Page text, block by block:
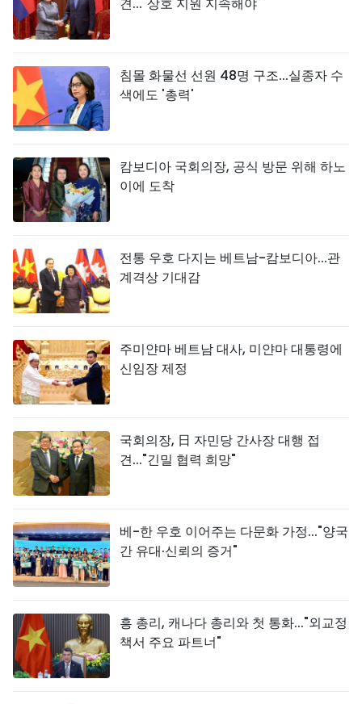
견..."상호 지원 지속해야"
침몰 화물선 선원 48명 구조...실종자 수
색에도 '총력'
캄보디아 국회의장, 공식 방문 위해 하노
이에 도착
전통 우호 다지는 베트남-캄보디아...관
계격상 기대감
주미얀마 베트남 대사, 미얀마 대통령에
신임장 제정
국회의장, 日 자민당 간사장 대행 접
견..."긴밀 협력 희망"
베-한 우호 이어주는 다문화 가정..."양국
간 유대·신뢰의 증거"
흥 총리, 캐나다 총리와 첫 통화..."외교정
책서 주요 파트너"